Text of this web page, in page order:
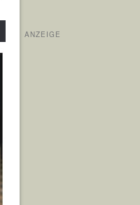
ANZEIGE